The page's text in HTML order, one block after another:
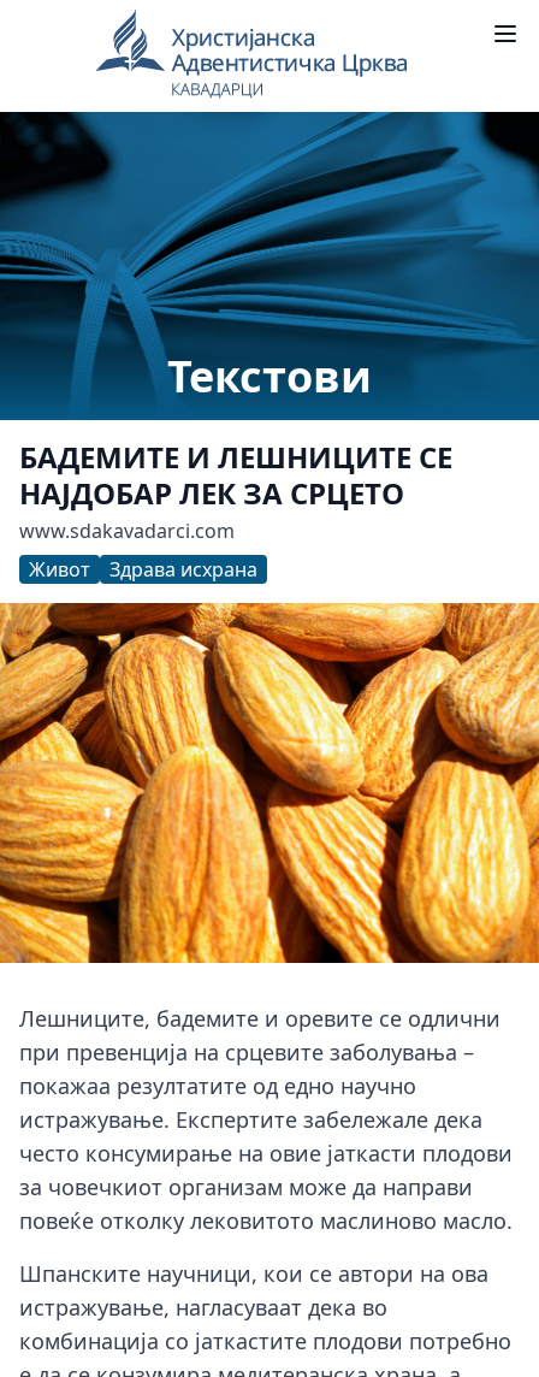
Текстови
БАДЕМИТЕ И ЛЕШНИЦИТЕ СЕ
НАЈДОБАР ЛЕК ЗА СРЦЕТО
www.sdakavadarci.com
Живот
Здрава исхрана
Лешниците, бадемите и оревите се одлични
при превенција на срцевите заболувања –
покажаа резултатите од едно научно
истражување. Експертите забележале дека
често консумирање на овие јаткасти плодови
за човечкиот организам може да направи
повеќе отколку лековитото маслиново масло.
Шпанските научници, кои се автори на ова
истражување, нагласуваат дека во
комбинација со јаткастите плодови потребно